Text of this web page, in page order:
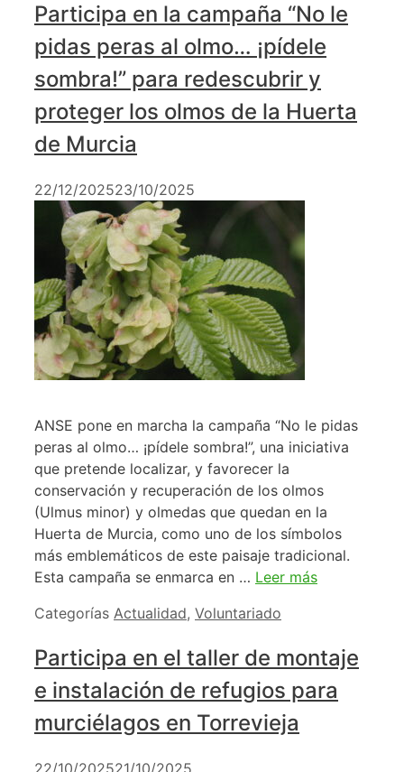
Participa en la campaña “No le
pidas peras al olmo… ¡pídele
sombra!” para redescubrir y
proteger los olmos de la Huerta
de Murcia
22/12/202523/10/2025
ANSE pone en marcha la campaña “No le pidas
peras al olmo… ¡pídele sombra!”, una iniciativa
que pretende localizar, y favorecer la
conservación y recuperación de los olmos
(Ulmus minor) y olmedas que quedan en la
Huerta de Murcia, como uno de los símbolos
más emblemáticos de este paisaje tradicional.
Esta campaña se enmarca en … Leer más
Categorías Actualidad, Voluntariado
Participa en el taller de montaje
e instalación de refugios para
murciélagos en Torrevieja
22/10/202521/10/2025